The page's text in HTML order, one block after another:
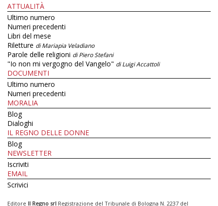
ATTUALITÀ
Ultimo numero
Numeri precedenti
Libri del mese
Riletture di Mariapia Veladiano
Parole delle religioni di Piero Stefani
"Io non mi vergogno del Vangelo" di Luigi Accattoli
DOCUMENTI
Ultimo numero
Numeri precedenti
MORALIA
Blog
Dialoghi
IL REGNO DELLE DONNE
Blog
NEWSLETTER
Iscriviti
EMAIL
Scrivici
Editore Il Regno srl Registrazione del Tribunale di Bologna N. 2237 del